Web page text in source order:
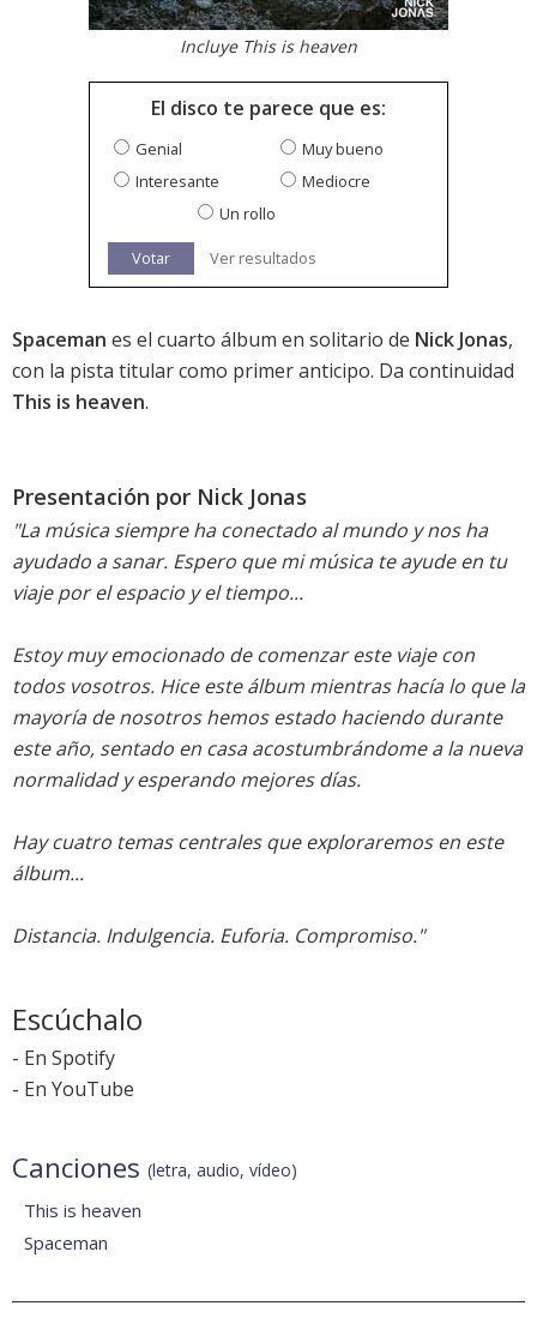
Incluye This is heaven
El disco te parece que es:
Genial
Muy bueno
Interesante
Mediocre
Un rollo
Votar Ver resultados
Spaceman es el cuarto álbum en solitario de Nick Jonas,
con la pista titular como primer anticipo. Da continuidad
This is heaven.
Presentación por Nick Jonas
"La música siempre ha conectado al mundo y nos ha
ayudado a sanar. Espero que mi música te ayude en tu
viaje por el espacio y el tiempo...
Estoy muy emocionado de comenzar este viaje con
todos vosotros. Hice este álbum mientras hacía lo que la
mayoría de nosotros hemos estado haciendo durante
este año, sentado en casa acostumbrándome a la nueva
normalidad y esperando mejores días.
Hay cuatro temas centrales que exploraremos en este
álbum...
Distancia. Indulgencia. Euforia. Compromiso."
Escúchalo
- En Spotify
- En YouTube
Canciones (letra, audio, vídeo)
This is heaven
Spaceman